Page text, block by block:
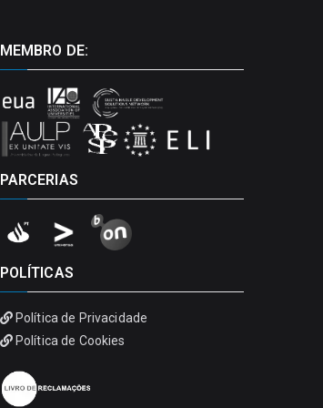
MEMBRO DE:
PARCERIAS
POLÍTICAS
Política de Privacidade
Política de Cookies